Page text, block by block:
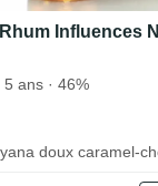
Influences
ans · 46%
doux caramel-